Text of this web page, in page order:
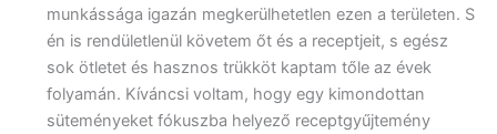
munkássága igazán megkerülhetetlen ezen a területen. S
én is rendületlenül követem őt és a receptjeit, s egész
sok ötletet és hasznos trükköt kaptam tőle az évek
folyamán. Kíváncsi voltam, hogy egy kimondottan
süteményeket fókuszba helyező receptgyűjtemény